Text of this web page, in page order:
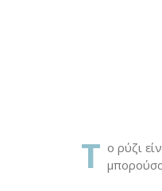
Τ ο ρύζι